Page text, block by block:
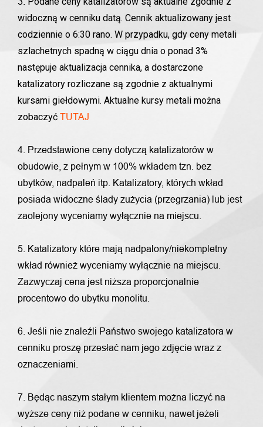
widoczną w cenniku datą. Cennik aktualizowany jest
codziennie o 6:30 rano. W przypadku, gdy ceny metali
szlachetnych spadną w ciągu dnia o ponad 3%
następuje aktualizacja cennika, a dostarczone
katalizatory rozliczane są zgodnie z aktualnymi
kursami giełdowymi. Aktualne kursy metali można
zobaczyć TUTAJ
4. Przedstawione ceny dotyczą katalizatorów w
obudowie, z pełnym w 100% wkładem tzn. bez
ubytków, nadpaleń itp. Katalizatory, których wkład
posiada widoczne ślady zużycia (przegrzania) lub jest
zaolejony wyceniamy wyłącznie na miejscu.
5. Katalizatory które mają nadpalony/niekompletny
wkład również wyceniamy wyłącznie na miejscu.
Zazwyczaj cena jest niższa proporcjonalnie
procentowo do ubytku monolitu.
6. Jeśli nie znaleźli Państwo swojego katalizatora w
cenniku proszę przesłać nam jego zdjęcie wraz z
oznaczeniami.
7. Będąc naszym stałym klientem można liczyć na
wyższe ceny niż podane w cenniku, nawet jeżeli